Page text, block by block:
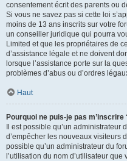
consentement écrit des parents ou
Si vous ne savez pas si cette loi
moins de 13 ans inscrits sur votre
un conseiller juridique qui pourra
Limited et que les propriétaires de
d’assistance légale et ne doivent
lorsque l’assistance porte sur la
problèmes d’abus ou d’ordres
Haut
Pourquoi ne puis-je pas m’inscrire
Il est possible qu’un
d’empêcher les nouveaux visiteurs
possible qu’un administrateur du
l’utilisation du nom d’utilisateur